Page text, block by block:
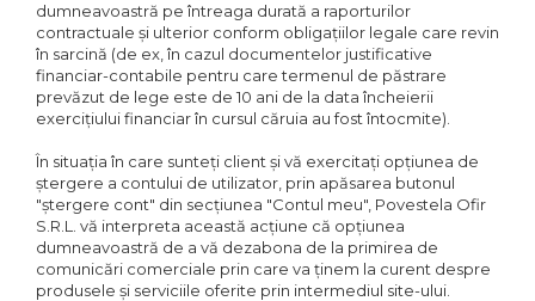
dumneavoastră pe întreaga durată a raporturilor
contractuale și ulterior conform obligațiilor legale care revin
în sarcină (de ex, în cazul documentelor justificative
financiar-contabile pentru care termenul de păstrare
prevăzut de lege este de 10 ani de la data încheierii
exercițiului financiar în cursul căruia au fost întocmite).
În situația în care sunteți client și vă exercitați opțiunea de
ștergere a contului de utilizator, prin apăsarea butonul
"ștergere cont" din secțiunea "Contul meu", Povestela Ofir
S.R.L. vă interpreta această acțiune că opțiunea
dumneavoastră de a vă dezabona de la primirea de
comunicări comerciale prin care va ținem la curent despre
produsele și serviciile oferite prin intermediul site-ului.